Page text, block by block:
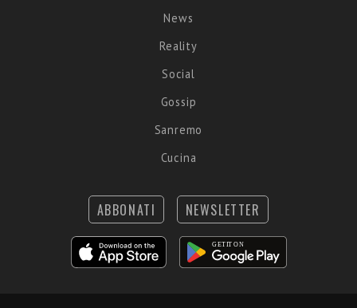
News
Reality
Social
Gossip
Sanremo
Cucina
ABBONATI NEWSLETTER